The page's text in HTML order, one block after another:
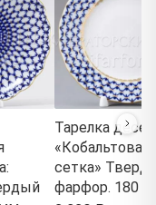
Тарелка
«Кобальтовая
сетка»
фарфор. 180